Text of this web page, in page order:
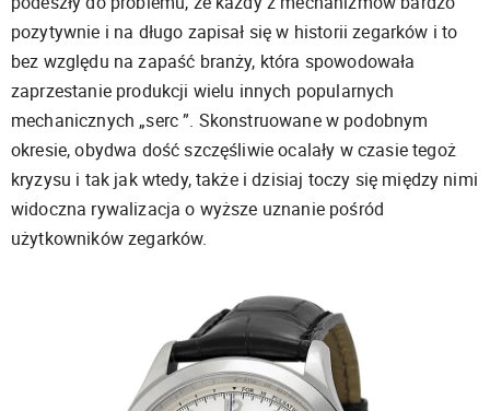
pozytywnie i na długo zapisał się w historii zegarków i to
bez względu na zapaść branży, która spowodowała
zaprzestanie produkcji wielu innych popularnych
mechanicznych „serc ”. Skonstruowane w podobnym
okresie, obydwa dość szczęśliwie ocalały w czasie tegoż
kryzysu i tak jak wtedy, także i dzisiaj toczy się między nimi
widoczna rywalizacja o wyższe uznanie pośród
użytkowników zegarków.